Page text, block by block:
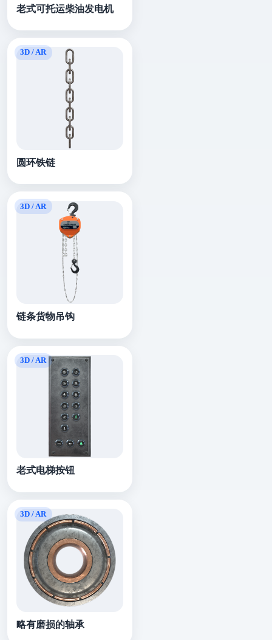
老式可托运柴油发电机
圆环铁链
链条货物吊钩
老式电梯按钮
略有磨损的轴承